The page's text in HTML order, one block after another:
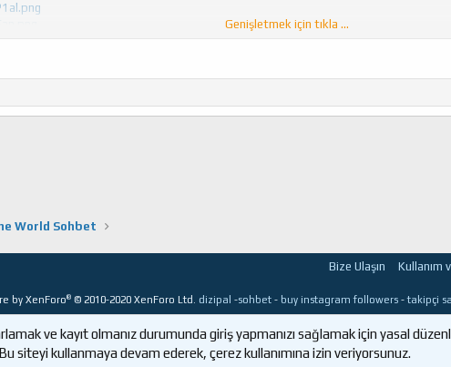
Oyunun game desinger'ı bahtiyar bey tarafından bizzat yapılan yorum. Ki
Genişletmek için tıkla ...
World Sohbet
Bize Ulaşın Kullanım
by XenForo® © 2010-2020 XenForo Ltd. dizipal -sohbet- buy instagram followers-takipçi
ve kayıt olmanız durumunda giriş yapmanızı sağlamak için yasal
Bu siteyi kullanmaya devam ederek, çerez kullanımına izin veriyorsunuz.